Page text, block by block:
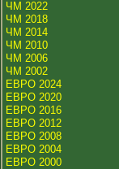
ЧМ 2022
ЧМ 2018
ЧМ 2014
ЧМ 2010
ЧМ 2006
ЧМ 2002
ЕВРО 2024
ЕВРО 2020
ЕВРО 2016
ЕВРО 2012
ЕВРО 2008
ЕВРО 2004
ЕВРО 2000